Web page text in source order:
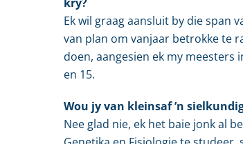
Ek wil graag aansluit by die span
van plan om vanjaar betrokke te
doen, aangesien ek my meesters
en 15.
Wou jy van kleinsaf ’n
Nee glad nie, ek het baie jonk al